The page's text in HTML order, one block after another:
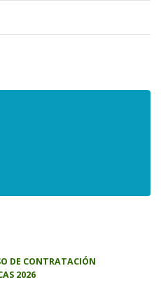
DE CONTRATACIÓN
2026